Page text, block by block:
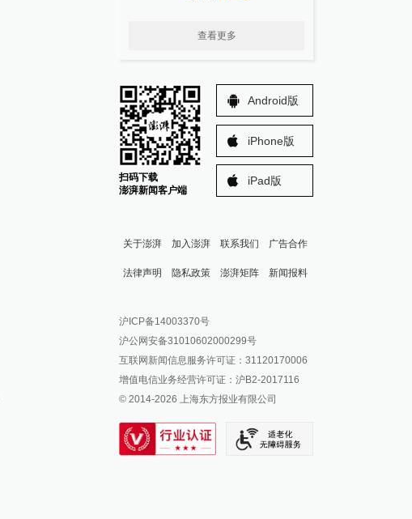
查看更多
扫码下载
澎湃新闻客户端
Android版
iPhone版
iPad版
关于澎湃 加入澎湃 联系我们 广告合作
法律声明 隐私政策 澎湃矩阵
澎湃新闻公众号
澎湃新闻抖音号
派生万物开放平台
IP SHANGHAI
SIXTH TONE
新闻报料
报料邮箱: news@thepaper.cn
沪ICP备14003370号
沪公网安备31010602000299号
互联网新闻信息服务许可证：31120170006
增值电信业务经营许可证：沪B2-2017116
© 2014-2026 上海东方报业有限公司